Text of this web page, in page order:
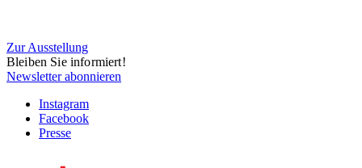
Zur Ausstellung
Bleiben Sie informiert!
Newsletter abonnieren
Instagram
Facebook
Presse